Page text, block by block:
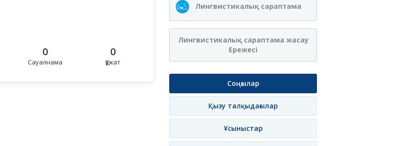
0
Сауалнама
0
Құжат
Лингвистикалық сараптама
Лингвистикалық сараптама жасау
Ережесі
Соңғылар
Қызу талқыдағылар
Ұсыныстар